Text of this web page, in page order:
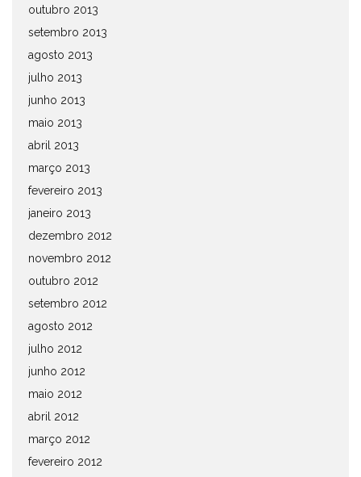
outubro 2013
setembro 2013
agosto 2013
julho 2013
junho 2013
maio 2013
abril 2013
março 2013
fevereiro 2013
janeiro 2013
dezembro 2012
novembro 2012
outubro 2012
setembro 2012
agosto 2012
julho 2012
junho 2012
maio 2012
abril 2012
março 2012
fevereiro 2012